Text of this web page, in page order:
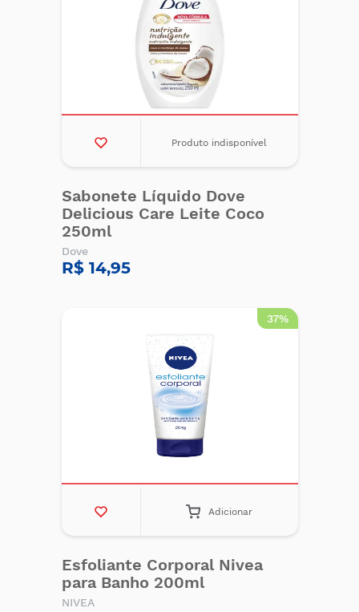
Produto indisponível
Sabonete Líquido Dove
Delicious Care Leite Coco
250ml
Dove
R$ 14,95
37%
Adicionar
Esfoliante Corporal Nivea
para Banho 200ml
NIVEA